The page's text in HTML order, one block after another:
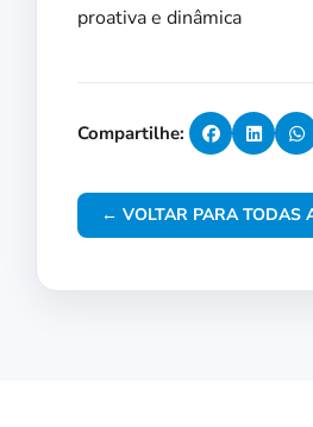
proativa e dinâmica
Compartilhe:
← VOLTAR PARA TODAS